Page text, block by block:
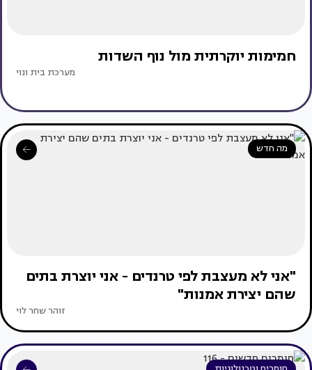
חמימות יוקרתית מול נוף השדות
מערכת בית ונוי
מה חדש
"אני לא מעצבת לפי טרנדים - אני יוצרת בתים
שהם יצירת אמנות"
זוהר שחר לוי